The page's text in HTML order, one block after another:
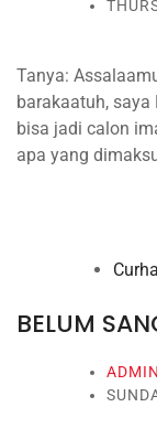
Tanya:
barakaatuh, saya
bisa jadi calon
apa yang
BELUM
ADMIN